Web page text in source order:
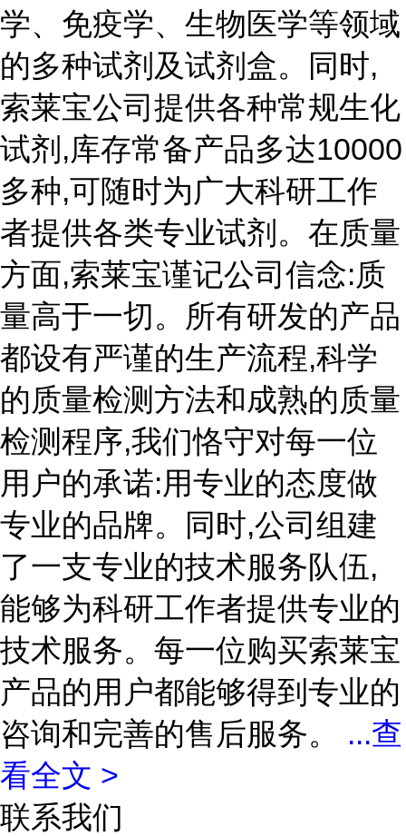
学、免疫学、生物医学等领域
的多种试剂及试剂盒。同时,
索莱宝公司提供各种常规生化
试剂,库存常备产品多达10000
多种,可随时为广大科研工作
者提供各类专业试剂。在质量
方面,索莱宝谨记公司信念:质
量高于一切。所有研发的产品
都设有严谨的生产流程,科学
的质量检测方法和成熟的质量
检测程序,我们恪守对每一位
用户的承诺:用专业的态度做
专业的品牌。同时,公司组建
了一支专业的技术服务队伍,
能够为科研工作者提供专业的
技术服务。每一位购买索莱宝
产品的用户都能够得到专业的
咨询和完善的售后服务。 ...查
看全文 >
联系我们